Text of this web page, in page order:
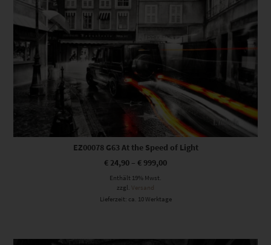
EZ00078 G63 At the Speed of Light
€ 24,90 – € 999,00
Enthält 19% Mwst.
zzgl.
Versand
Lieferzeit: ca. 10 Werktage
Dieses Produkt weist mehrere Varianten auf. Die Optionen können auf der Produktseite gewählt werden